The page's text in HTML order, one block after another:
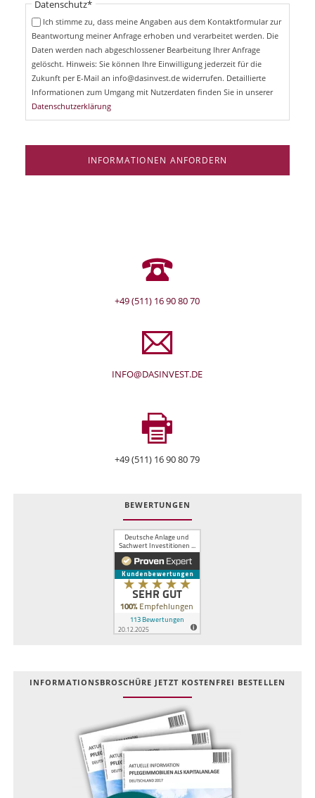
f
Pflichtfeld
Datenschutz*
Ich stimme zu, dass meine Angaben aus dem Kontaktformular zur
Beantwortung meiner Anfrage erhoben und verarbeitet werden. Die
Daten werden nach abgeschlossener Bearbeitung Ihrer Anfrage
gelöscht. Hinweis: Sie können Ihre Einwilligung jederzeit für die
Zukunft per E-Mail an info@dasinvest.de widerrufen. Detaillierte
Informationen zum Umgang mit Nutzerdaten finden Sie in unserer
Datenschutzerklärung
INFORMATIONEN ANFORDERN
+49 (511) 16 90 80 70
INFO@DASINVEST.DE
+49 (511) 16 90 80 79
BEWERTUNGEN
INFOR­MATIONS­BROSCHÜRE JETZT KOSTEN­FREI BESTELLEN